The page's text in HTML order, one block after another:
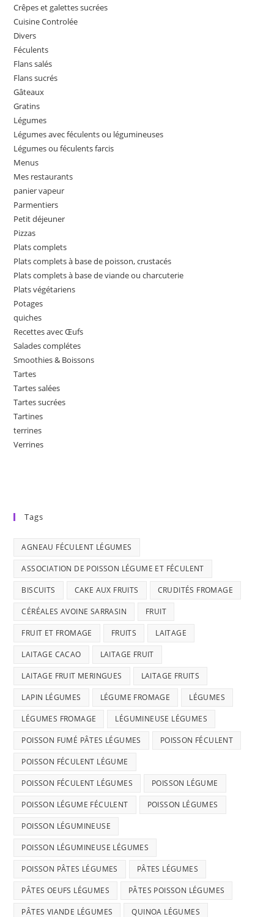
Crêpes et galettes sucrées
Cuisine Controlée
Divers
Féculents
Flans salés
Flans sucrés
Gâteaux
Gratins
Légumes
Légumes avec féculents ou légumineuses
Légumes ou féculents farcis
Menus
Mes restaurants
panier vapeur
Parmentiers
Petit déjeuner
Pizzas
Plats complets
Plats complets à base de poisson, crustacés
Plats complets à base de viande ou charcuterie
Plats végétariens
Potages
quiches
Recettes avec Œufs
Salades complétes
Smoothies & Boissons
Tartes
Tartes salées
Tartes sucrées
Tartines
terrines
Verrines
Tags
AGNEAU FÉCULENT LÉGUMES
ASSOCIATION DE POISSON LÉGUME ET FÉCULENT
BISCUITS CAKE AUX FRUITS CRUDITÉS FROMAGE
CÉRÉALES AVOINE SARRASIN FRUIT
FRUIT ET FROMAGE FRUITS LAITAGE
LAITAGE CACAO LAITAGE FRUIT
LAITAGE FRUIT MERINGUES LAITAGE FRUITS
LAPIN LÉGUMES LÉGUME FROMAGE LÉGUMES
LÉGUMES FROMAGE LÉGUMINEUSE LÉGUMES
POISSON FUMÉ PÂTES LÉGUMES POISSON FÉCULENT
POISSON FÉCULENT LÉGUME
POISSON FÉCULENT LÉGUMES POISSON LÉGUME
POISSON LÉGUME FÉCULENT POISSON LÉGUMES
POISSON LÉGUMINEUSE
POISSON LÉGUMINEUSE LÉGUMES
POISSON PÂTES LÉGUMES PÂTES LÉGUMES
PÂTES OEUFS LÉGUMES PÂTES POISSON LÉGUMES
PÂTES VIANDE LÉGUMES QUINOA LÉGUMES